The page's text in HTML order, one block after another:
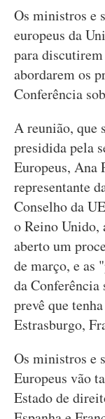
Os ministros e
europeus da
para
abordarem os
Conferência
A reunião, que
presidida pela
Europeus, Ana
representante
Conselho da
o Reino Unido,
aberto um
de março, e as
da Conferência
prevê que
Estrasburgo,
Os ministros e
Europeus vão
Estado de